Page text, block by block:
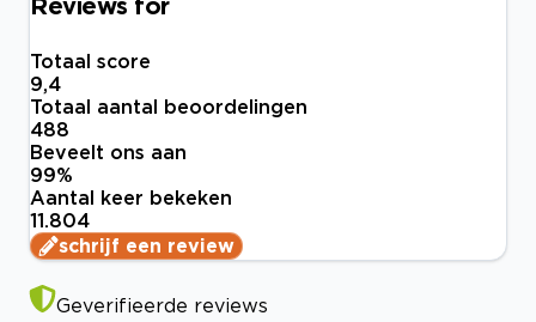
Totaal score
9,4
Totaal aantal beoordelingen
488
Beveelt ons aan
99%
Aantal keer bekeken
11.804
schrijf een review
Geverifieerde reviews